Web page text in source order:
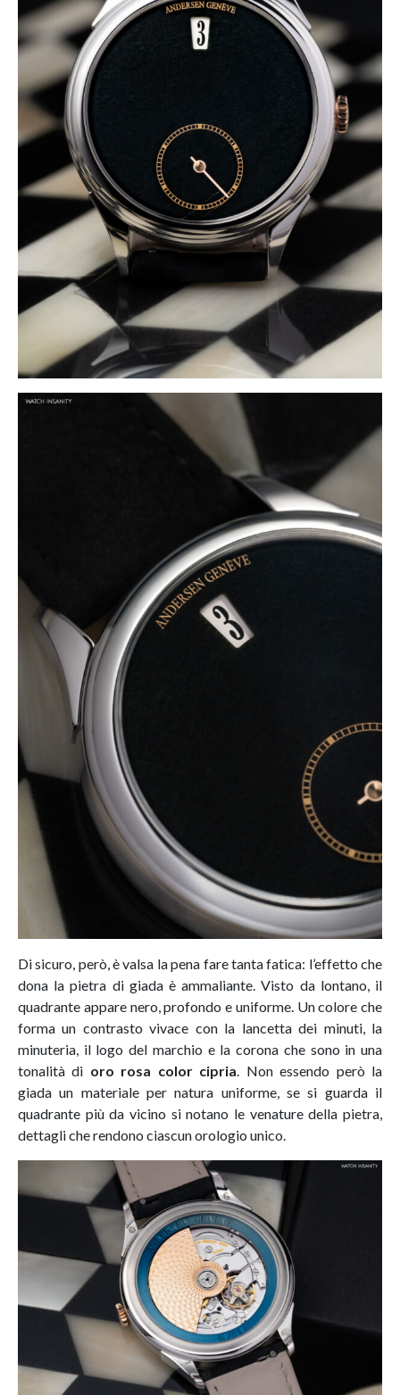
Di sicuro, però, è valsa la pena fare tanta fatica: l’effetto che
dona la pietra di giada è ammaliante. Visto da lontano, il
quadrante appare nero, profondo e uniforme. Un colore che
forma un contrasto vivace con la lancetta dei minuti, la
minuteria, il logo del marchio e la corona che sono in una
tonalità di oro rosa color cipria. Non essendo però la
giada un materiale per natura uniforme, se si guarda il
quadrante più da vicino si notano le venature della pietra,
dettagli che rendono ciascun orologio unico.